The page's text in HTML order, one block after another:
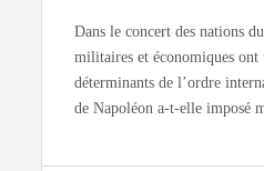
Dans le concert des nations
militaires et économiques ont
déterminants de l’ordre
de Napoléon a-t-elle imposé